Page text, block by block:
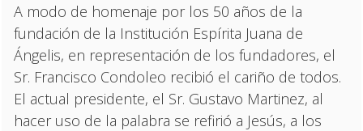
A modo de homenaje por los 50 años de la
fundación de la Institución Espírita Juana de
Ángelis, en representación de los fundadores, el
Sr. Francisco Condoleo recibió el cariño de todos.
El actual presidente, el Sr. Gustavo Martinez, al
hacer uso de la palabra se refirió a Jesús, a los